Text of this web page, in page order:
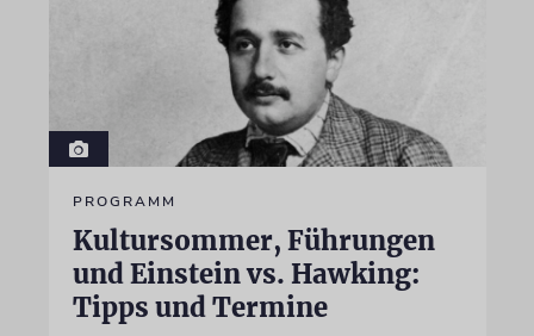
PROGRAMM
Kultursommer, Führungen
und Einstein vs. Hawking:
Tipps und Termine